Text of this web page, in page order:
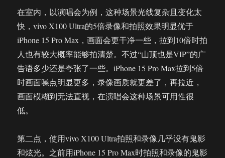
在室内，以演唱会为例，这种场景光线复杂且变化太
快，vivo X100 Ultra的5倍录像和拍照效果明显优于
iPhone 15 Pro Max，画面会更干净一些，拉到10倍时拍
人也有较大概率能够拍清楚。不过“山顶也是VIP”的广
告语多少还是夸张了一些。iPhone 15 Pro Max拉到5倍
时画面噪点明显更多，录像画质就更差了，再拉近，
画面模糊到无法直视，在演唱会这种场景可用性很
低。
第二点，使用vivo X100 Ultra拍照和录像几乎没有鬼影
和炫光。之前用iPhone 15 Pro Max时拍照和录像的鬼影